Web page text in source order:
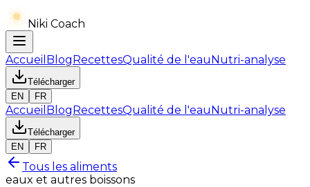
Niki Coach
Accueil BlogRecettesQualité de l'eauNutri-analyse
Télécharger
EN
FR
Accueil BlogRecettesQualité de l'eauNutri-analyse
Télécharger
EN
FR
Tous les aliments
eaux et autres boissons